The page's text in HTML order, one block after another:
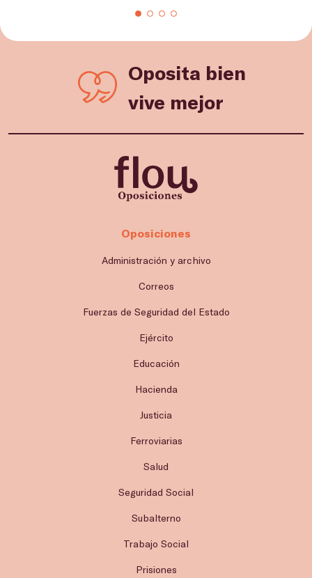
Oposita bien
vive mejor
Oposiciones
Administración y archivo
Correos
Fuerzas de Seguridad del Estado
Ejército
Educación
Hacienda
Justicia
Ferroviarias
Salud
Seguridad Social
Subalterno
Trabajo Social
Prisiones